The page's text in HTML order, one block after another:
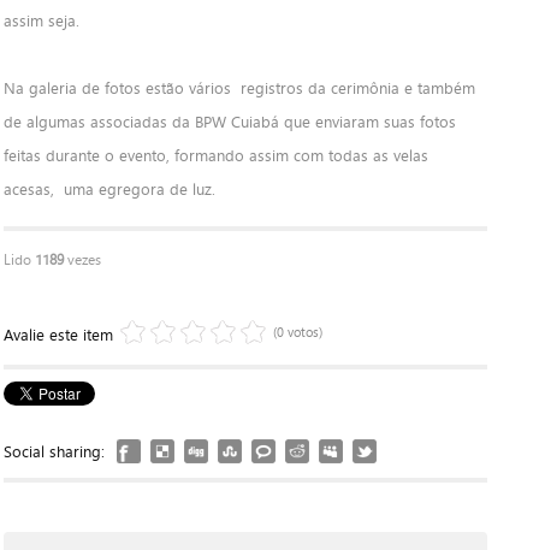
assim seja.
Na galeria de fotos estão vários registros da cerimônia e também
de algumas associadas da BPW Cuiabá que enviaram suas fotos
feitas durante o evento, formando assim com todas as velas
acesas, uma egregora de luz.
Lido 1189vezes
Avalie este item (0 votos)
Social sharing: